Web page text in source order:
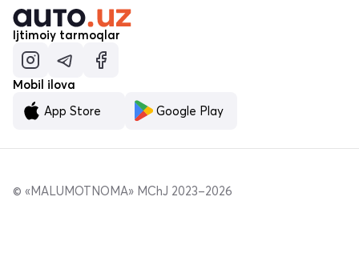
Ijtimoiy tarmoqlar
Mobil ilova
App Store
Google Play
© «MALUMOTNOMA» MChJ 2023–2026